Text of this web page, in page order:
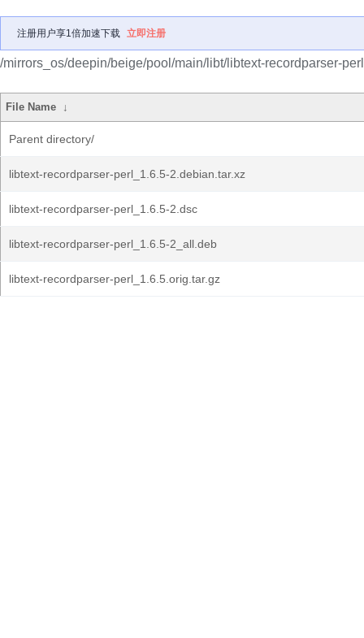
注册用户享1倍加速下载 立即注册
/mirrors_os/deepin/beige/pool/main/libt/libtext-recordparser-
File Name ↓
Parent directory/
libtext-recordparser-perl_1.6.5-2.debian.tar.xz
libtext-recordparser-perl_1.6.5-2.dsc
libtext-recordparser-perl_1.6.5-2_all.deb
libtext-recordparser-perl_1.6.5.orig.tar.gz